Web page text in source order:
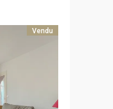
Vendu